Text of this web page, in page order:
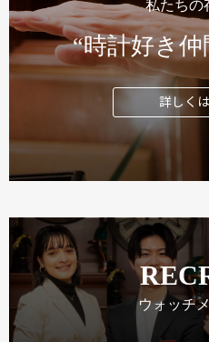
私たちの
“時計好き
詳しく
ウォッチ